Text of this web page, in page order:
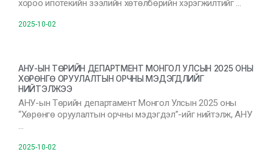
хороо ипотекийн зээлийн хөтөлбөрийн хэрэгжилтийг …
2025-10-02
АНУ-ЫН ТӨРИЙН ДЕПАРТМЕНТ МОНГОЛ УЛСЫН 2025 ОНЫ
ХӨРӨНГӨ ОРУУЛАЛТЫН ОРЧНЫ МЭДЭГДЛИЙГ
НИЙТЭЛЖЭЭ
АНУ-ын Төрийн департамент Монгол Улсын 2025 оны
“Хөрөнгө оруулалтын орчны мэдэгдэл”-ийг нийтэлж, АНУ
…
2025-10-02